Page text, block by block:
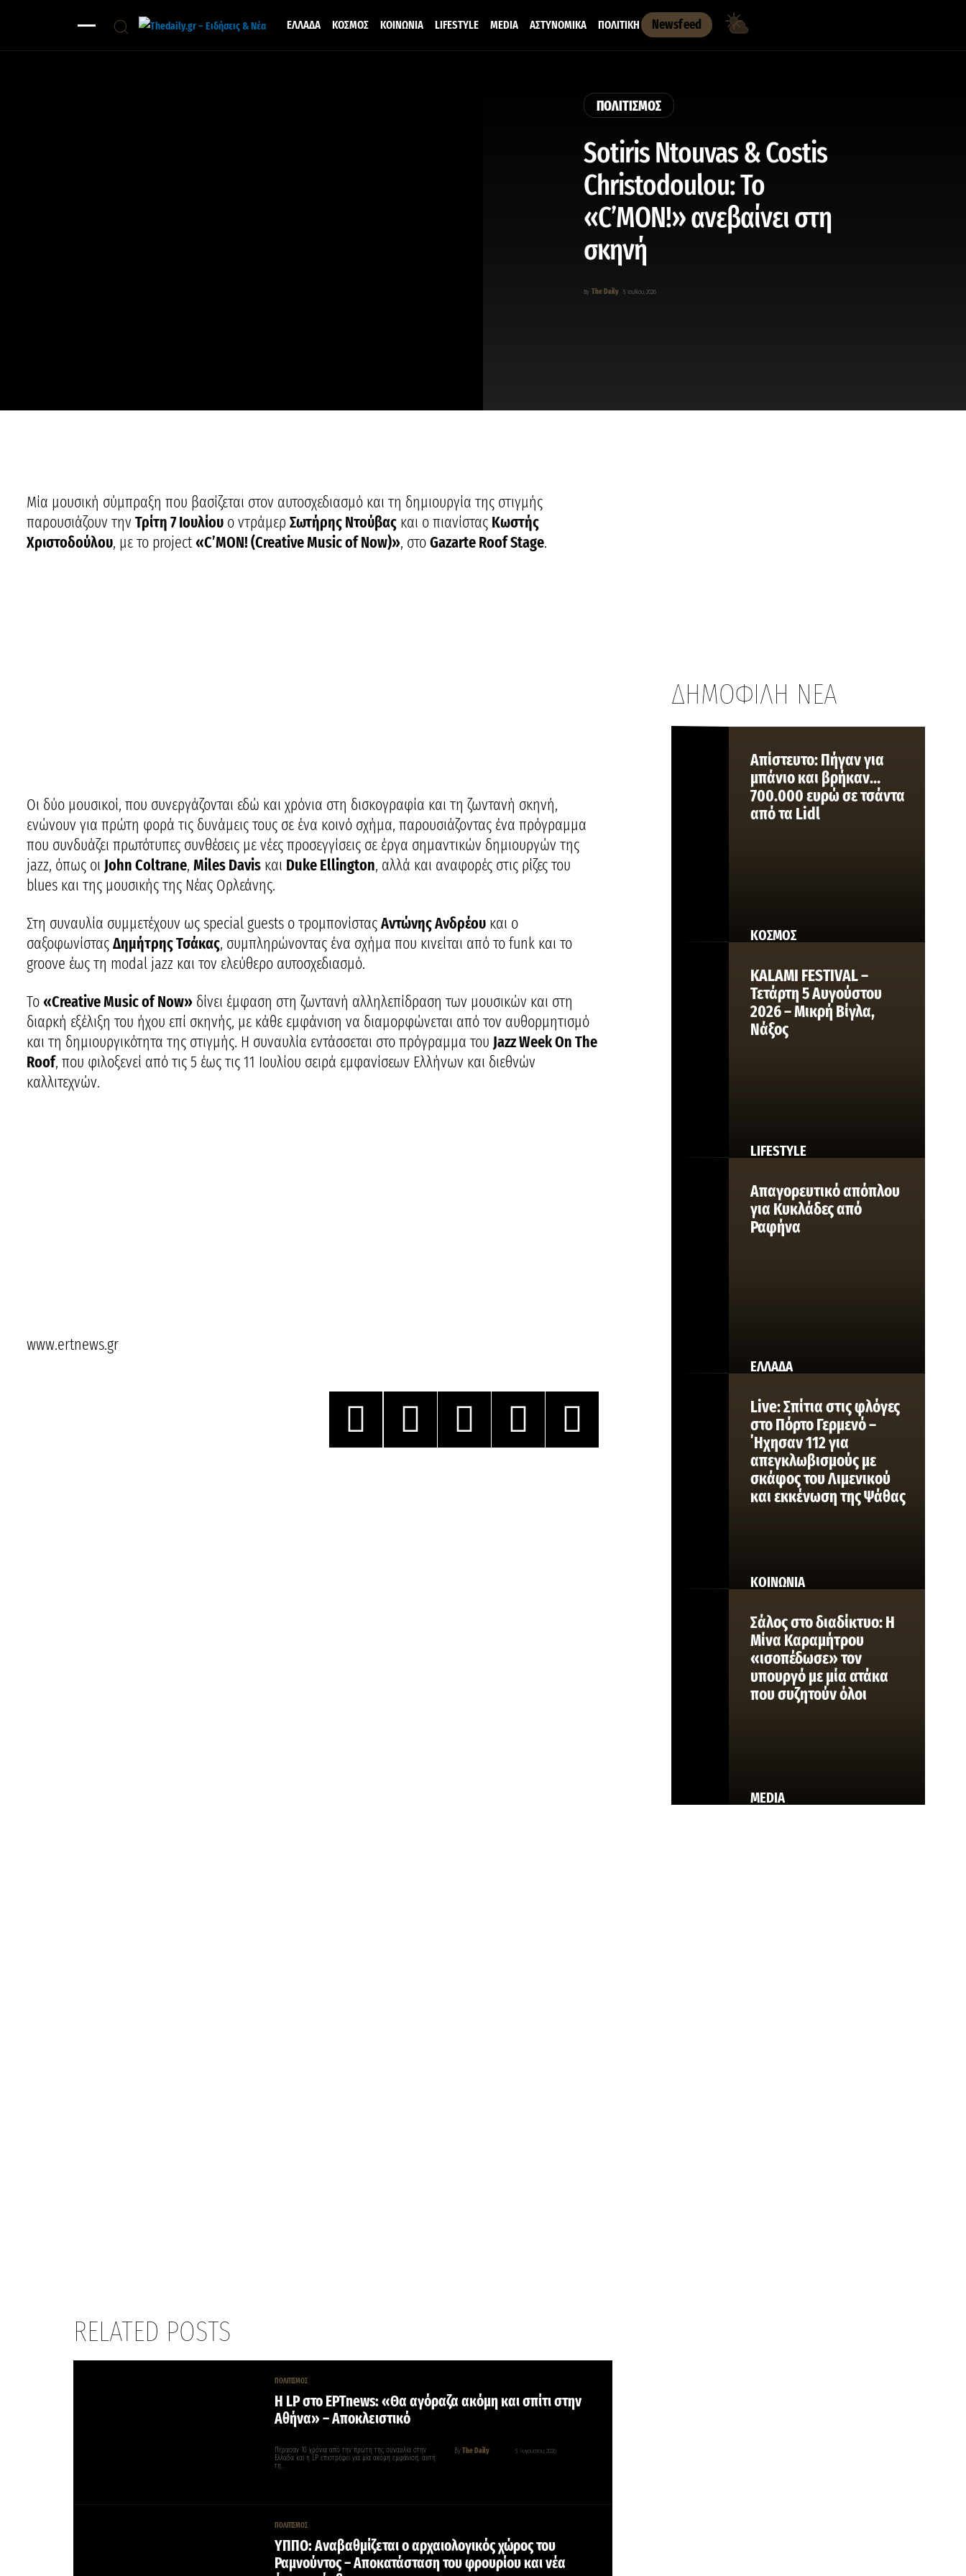
ΕΛΛΑΔΑ ΚΟΣΜΟΣ ΚΟΙΝΩΝΙΑ LIFESTYLE MEDIA ΑΣΤΥΝΟΜΙΚΑ ΠΟΛΙΤΙΚΗ Newsfeed
ΠΟΛΙΤΙΣΜΟΣ
Sotiris Ntouvas & Costis
Christodoulou: Το
«C’MON!» ανεβαίνει στη
σκηνή
By The Daily 5 Ιουλίου, 2026
Μία μουσική σύμπραξη που βασίζεται στον αυτοσχεδιασμό και τη δημιουργία της στιγμής
παρουσιάζουν την Τρίτη 7 Ιουλίου ο ντράμερΣωτήρης Ντούβας και ο πιανίστας Κωστής
Χριστοδούλου, με το project«C’MON! (Creative Music of Now)», στοGazarte Roof Stage.
Οι δύο μουσικοί, που συνεργάζονται εδώ και χρόνια στη δισκογραφία και τη ζωντανή σκηνή,
ενώνουν για πρώτη φορά τις δυνάμεις τους σε ένα κοινό σχήμα, παρουσιάζοντας ένα πρόγραμμα
που συνδυάζει πρωτότυπες συνθέσεις με νέες προσεγγίσεις σε έργα σημαντικών δημιουργών της
jazz, όπως οι John Coltrane, Miles Davis και Duke Ellington, αλλά και αναφορές στις ρίζες του
blues και της μουσικής της Νέας Ορλεάνης.
Στη συναυλία συμμετέχουν ως special guests ο τρομπονίσταςΑντώνης Ανδρέου και ο
σαξοφωνίσταςΔημήτρης Τσάκας, συμπληρώνοντας ένα σχήμα που κινείται από το funk και το
groove έως τη modal jazz και τον ελεύθερο αυτοσχεδιασμό.
Το«Creative Music of Now» δίνει έμφαση στη ζωντανή αλληλεπίδραση των μουσικών και στη
διαρκή εξέλιξη του ήχου επί σκηνής, με κάθε εμφάνιση να διαμορφώνεται από τον αυθορμητισμό
και τη δημιουργικότητα της στιγμής. Η συναυλία εντάσσεται στο πρόγραμμα του Jazz Week On The
Roof, που φιλοξενεί από τις 5 έως τις 11 Ιουλίου σειρά εμφανίσεων Ελλήνων και διεθνών
καλλιτεχνών.
www.ertnews.gr
ΔΗΜΟΦΙΛΗ ΝΕΑ
ΚΟΣΜΟΣ
Aπίστευτο: Πήγαν για
μπάνιο και βρήκαν…
700.000 ευρώ σε τσάντα
από τα Lidl
LIFESTYLE
KALAMI FESTIVAL –
Τετάρτη 5 Αυγούστου
2026 – Μικρή Βίγλα,
Νάξος
ΕΛΛΑΔΑ
Απαγορευτικό απόπλου
για Κυκλάδες από
Ραφήνα
ΚΟΙΝΩΝΙΑ
Live: Σπίτια στις φλόγες
στο Πόρτο Γερμενό –
΄Ηχησαν 112 για
απεγκλωβισμούς με
σκάφος του Λιμενικού
και εκκένωση της Ψάθας
MEDIA
Σάλος στο διαδίκτυο: Η
Μίνα Καραμήτρου
«ισοπέδωσε» τον
υπουργό με μία ατάκα
που συζητούν όλοι
RELATED POSTS
ΠΟΛΙΤΙΣΜΟΣ
Η LP στο EΡΤnews: «Θα αγόραζα ακόμη και σπίτι στην
Αθήνα» – Αποκλειστικό
ByThe Daily 5 Αυγούστου, 2026
Πέρασαν 10 χρόνια από την πρώτη της συναυλία στην
Ελλάδα και η LP επιστρέφει για μία ακόμη εμφάνιση, αυτή
τη…
ΠΟΛΙΤΙΣΜΟΣ
ΥΠΠΟ: Αναβαθμίζεται ο αρχαιολογικός χώρος του
Ραμνούντος – Αποκατάσταση του φρουρίου και νέα